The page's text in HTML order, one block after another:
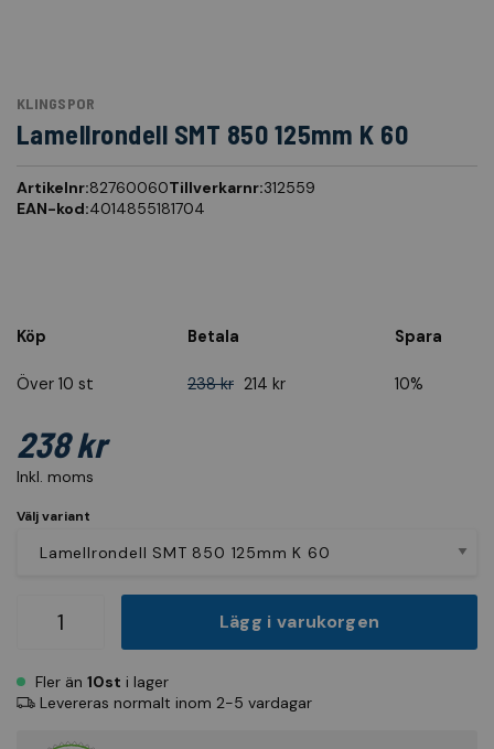
KLINGSPOR
Lamellrondell SMT 850 125mm K 60
Artikelnr:82760060Tillverkarnr:312559
EAN-kod:4014855181704
Köp Betala Spara
Över 10 st 238 kr 214 kr 10%
Inkl. moms
238 kr
Välj variant
Lägg i varukorgen
Fler än 10st i lager
Levereras normalt inom 2-5 vardagar